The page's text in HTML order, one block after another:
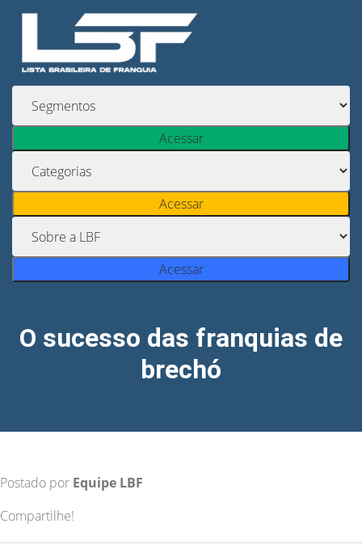
Acessar
Acessar
Acessar
O sucesso das franquias de
brechó
Postado por Equipe LBF
Compartilhe!